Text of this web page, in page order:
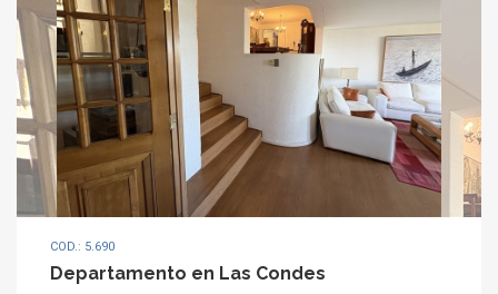
COD.: 5.690
Departamento en Las Condes